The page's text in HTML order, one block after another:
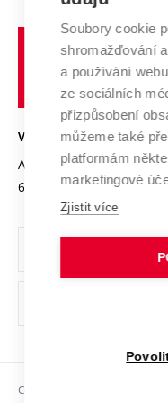
Systém zajišťování
Výzkumné infrastruktury
Transfer znalostí
Open Science
Projekty
Projekty ze
Specifický výzkum
Spolupráce se školami
Služby univerzity
Mezinárodní dohody
Univerzitní sítě
Profil univerzity
Udržitelná univerzita
Podnikavá univerzita /
Bezpečná univerzita
Vyznamenání
Organizační struktura
Ochrana osobních údajů
Sociální bezpečí
VYSOKÉ UČENÍ
Antonínská 548/1
602 00 Brno
Copyright © 2026 VUT
Soubory cookie
shromažďování
a používání
ze sociálních
přizpůsobení
můžeme také
platformám
marketingové
Zjistit více